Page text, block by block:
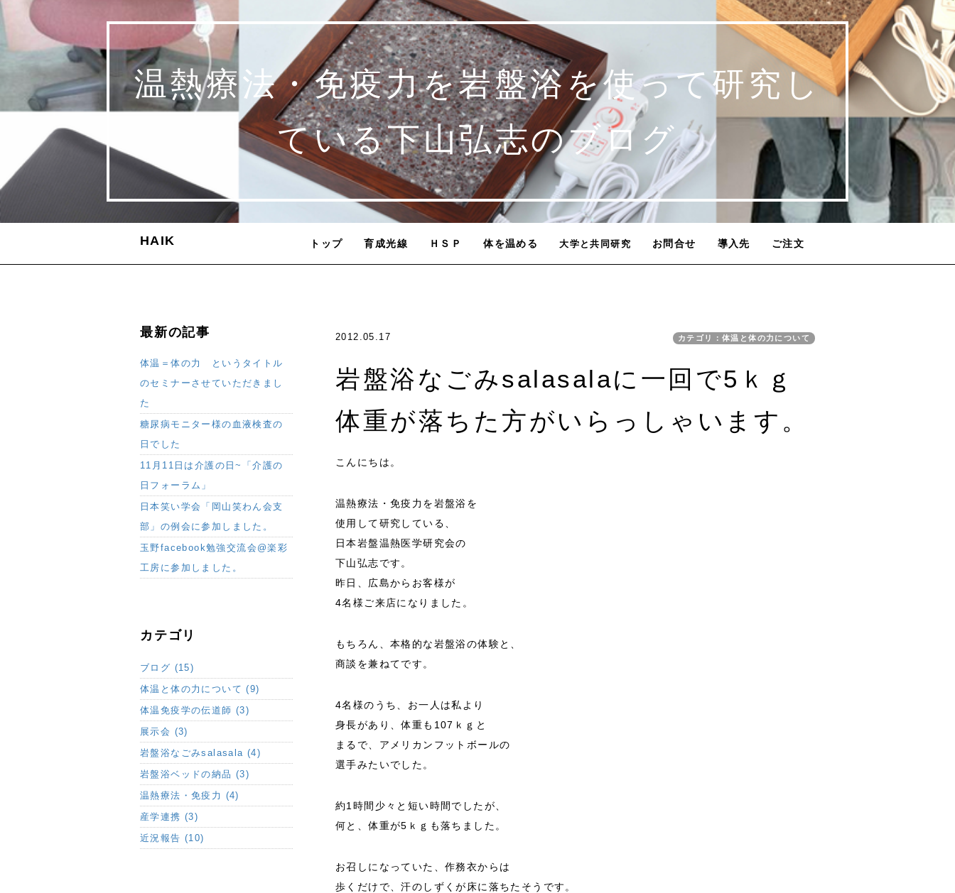
温熱療法・免疫力を岩盤浴を使って研究し
ている下山弘志のブログ
HAIK トップ 育成光線 ＨＳＰ 体を温める 大学と共同研究 お問合せ 導入先 ご注文
2012.05.17 カテゴリ：体温と体の力について
岩盤浴なごみsalasalaに一回で5ｋｇ
体重が落ちた方がいらっしゃいます。
こんにちは。
温熱療法・免疫力を岩盤浴を
使用して研究している、
日本岩盤温熱医学研究会の
下山弘志です。
昨日、広島からお客様が
4名様ご来店になりました。
もちろん、本格的な岩盤浴の体験と、
商談を兼ねてです。
4名様のうち、お一人は私より
身長があり、体重も107ｋｇと
まるで、アメリカンフットボールの
選手みたいでした。
約1時間少々と短い時間でしたが、
何と、体重が5ｋｇも落ちました。
お召しになっていた、作務衣からは
歩くだけで、汗のしずくが床に落ちたそうです。
最新の記事
体温＝体の力 というタイトル
のセミナーさせていただきまし
た
糖尿病モニター様の血液検査の
日でした
11月11日は介護の日~「介護の
日フォーラム」
日本笑い学会「岡山笑わん会支
部」の例会に参加しました。
玉野facebook勉強交流会@楽彩
工房に参加しました。
カテゴリ
ブログ (15)
体温と体の力について (9)
体温免疫学の伝道師 (3)
展示会 (3)
岩盤浴なごみsalasala (4)
岩盤浴ベッドの納品 (3)
温熱療法・免疫力 (4)
産学連携 (3)
近況報告 (10)